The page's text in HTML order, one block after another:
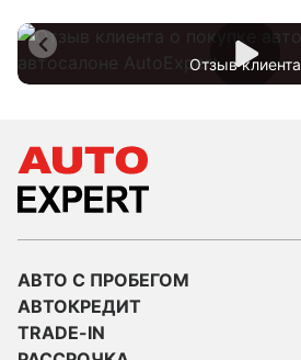
Отзыв клиента
АВТО С ПРОБЕГОМ
АВТОКРЕДИТ
TRADE-IN